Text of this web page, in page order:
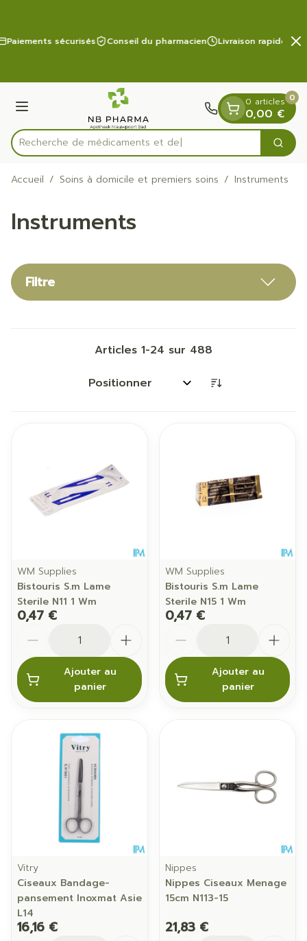
Paiements sécurisés Conseil du pharmacien Livraison rapide
Menu
Rechercher
Recherche de
0 articles
0,00 €
0
Accueil / Soins à domicile et premiers soins / Instruments
Instruments
Filtre
Articles 1-24 sur 488
Trier par:
WM Supplies
Bistouris S.m Lame
Sterile N11 1 Wm
0,47 €
Ajouter au
panier
WM Supplies
Bistouris S.m Lame
Sterile N15 1 Wm
0,47 €
Ajouter au
panier
Vitry
Ciseaux Bandage-
pansement Inoxmat Asie
L14
16,16 €
Nippes
Nippes Ciseaux Menage
15cm N113-15
21,83 €